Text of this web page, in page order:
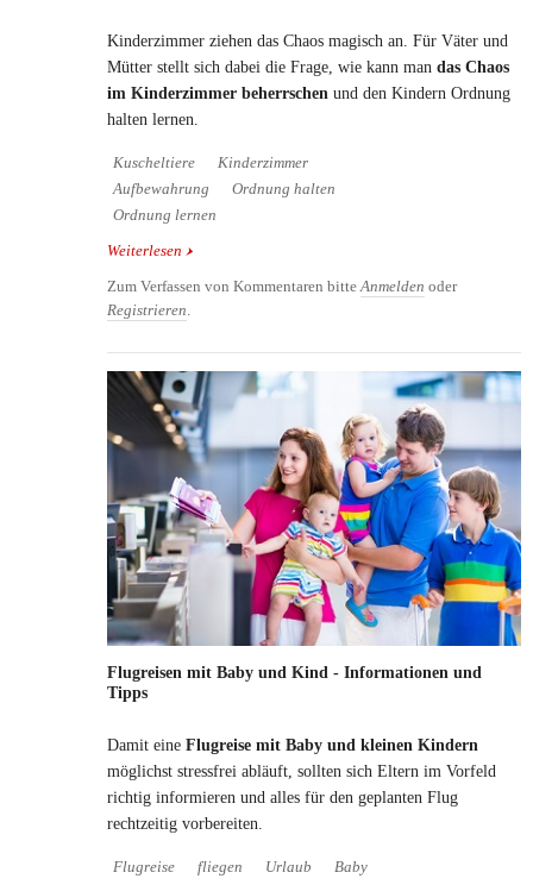
Kinderzimmer ziehen das Chaos magisch an. Für Väter und
Mütter stellt sich dabei die Frage, wie kann man das Chaos
im Kinderzimmer beherrschen und den Kindern Ordnung
halten lernen.
Kuscheltiere
Kinderzimmer
Aufbewahrung
Ordnung halten
Ordnung lernen
Weiterlesen über Ordnung im Kinderzimmer - Drei Ideen zum
Zum Verfassen von Kommentaren bitteAnmelden oder
Registrieren.
Flugreisen mit Baby und Kind - Informationen und
Tipps
Damit eine Flugreise mit Baby und kleinen Kindern
möglichst stressfrei abläuft, sollten sich Eltern im Vorfeld
richtig informieren und alles für den geplanten Flug
rechtzeitig vorbereiten.
Flugreise fliegen Urlaub Baby